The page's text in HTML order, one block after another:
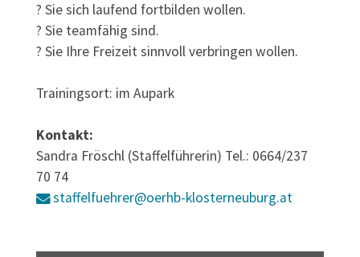
? Sie sich laufend fortbilden wollen.
? Sie teamfähig sind.
? Sie Ihre Freizeit sinnvoll verbringen wollen.
Trainingsort: im Aupark
Kontakt:
Sandra Fröschl (Staffelführerin) Tel.: 0664/237
70 74
staffelfuehrer@oerhb-klosterneuburg.at